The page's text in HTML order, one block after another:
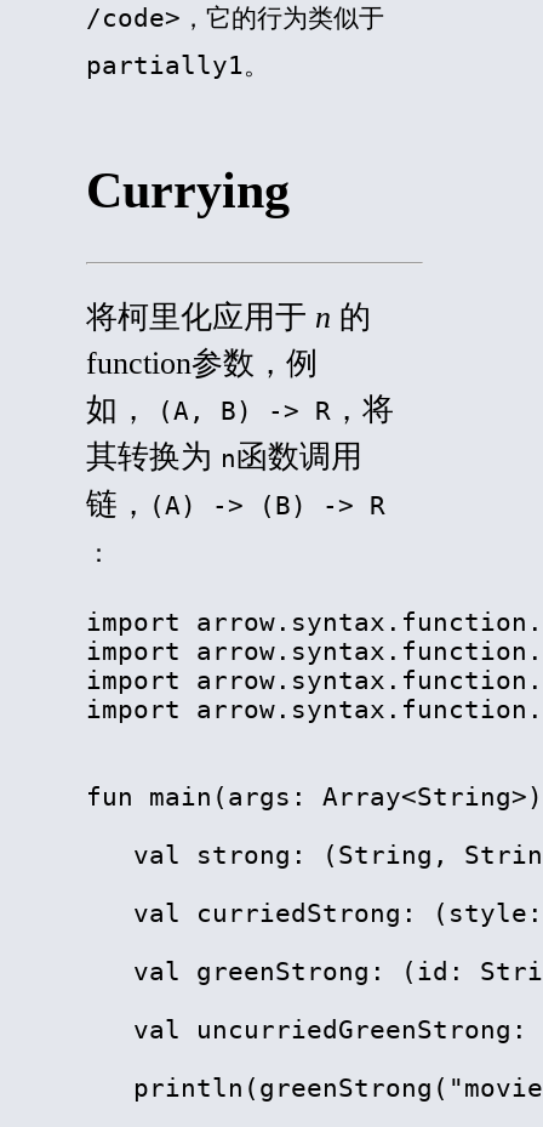
/code>，它的行为类似于
partially1。
Currying
将柯里化应用于 n 的
function参数，例
如，
(A, B) -> R ，将
其转换为 n函数调用
链，
(A) -> (B) -> R
：
import
import
import
import
fun main(args: Array<String>
val strong: (String,
val curriedStrong:
val greenStrong: (id:
val uncurriedGreenStrong: